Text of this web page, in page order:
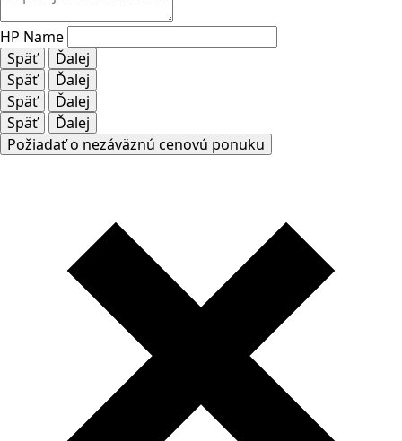
HP Name
Späť
Ďalej
Späť
Ďalej
Späť
Ďalej
Späť
Ďalej
Požiadať o nezáväznú cenovú ponuku